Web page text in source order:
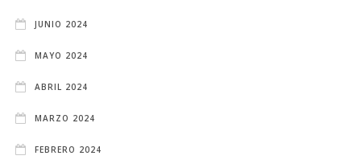
JUNIO 2024
MAYO 2024
ABRIL 2024
MARZO 2024
FEBRERO 2024